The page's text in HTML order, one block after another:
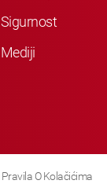
Sigurnost
Mediji
Pravila O Kolačićima